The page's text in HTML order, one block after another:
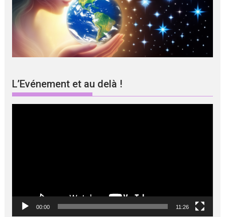
L’Evénement et au delà !
00:00 11:26